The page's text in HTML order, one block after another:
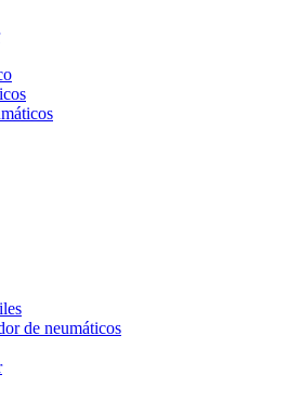
de neumáticos